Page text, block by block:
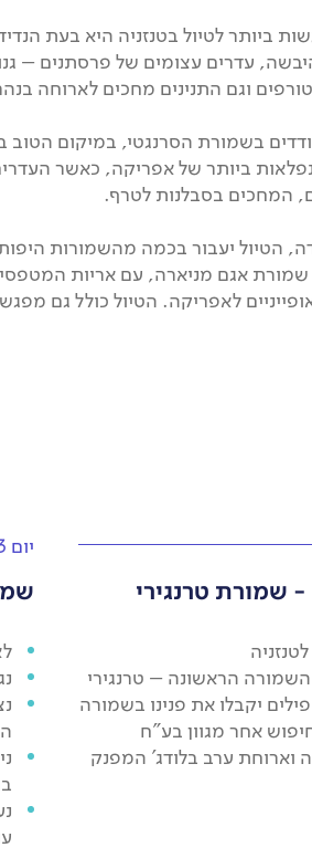
ביותר לטיול בטנזניה היא בעת
עדרים עצומים של פרסתנים –
וגם התנינים מחכים לארוחה
בשמורת הסרנגטי, במיקום
ביותר של אפריקה, כאשר
המחכים בסבלנות לטרף.
הטיול יעבור בכמה מהשמורות היפות
שמורת אגם מניארה, עם אריות
לאפריקה. הטיול כולל גם
שמורת טרנגירי
הראשונה – טרנגירי
יקבלו את פנינו בשמורה
אחר מגוון בע"ח
וארוחת ערב בלודג' המפנק
יום 3